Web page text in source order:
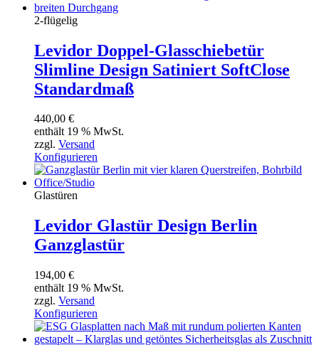
2-flügelig
Levidor Doppel-Glasschiebetür
Slimline Design Satiniert SoftClose
Standardmaß
440,00 €
enthält 19 % MwSt.
zzgl. Versand
Konfigurieren
Glastüren
Levidor Glastür Design Berlin
Ganzglastür
194,00 €
enthält 19 % MwSt.
zzgl. Versand
Konfigurieren